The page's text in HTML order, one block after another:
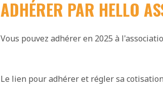
ADHÉRER PAR HELLO
Vous pouvez adhérer en 2025 à
Le lien pour adhérer et régler sa